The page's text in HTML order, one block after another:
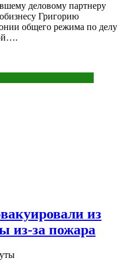
деловому партнеру
Григорию
общего режима по делу
из
из-за пожара